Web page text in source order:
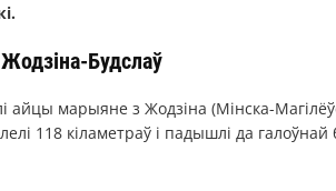
Будслаў
айцы марыяне з Жодзіна (Мінска-
118 кіламетраў і падышлі да